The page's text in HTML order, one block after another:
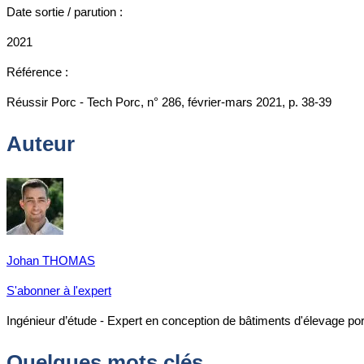
Date sortie / parution :
2021
Référence :
Réussir Porc - Tech Porc, n° 286, février-mars 2021, p. 38-39
Auteur
Johan THOMAS
S'abonner à l'expert
Ingénieur d’étude - Expert en conception de bâtiments d'élevage